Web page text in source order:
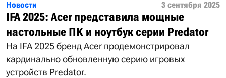
Новости 3 сентября 2025
IFA 2025: Acer представила мощные
настольные ПК и ноутбук серии Predator
На IFA 2025 бренд Acer продемонстрировал
кардинально обновленную серию игровых
устройств Predator.